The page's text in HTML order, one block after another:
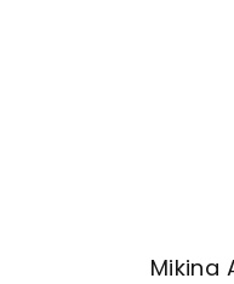
Mikina